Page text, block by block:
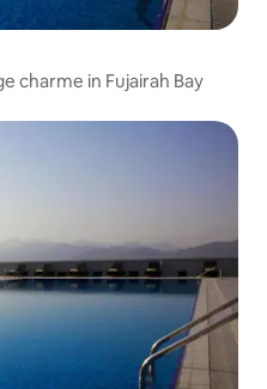
charme in Fujairah Bay